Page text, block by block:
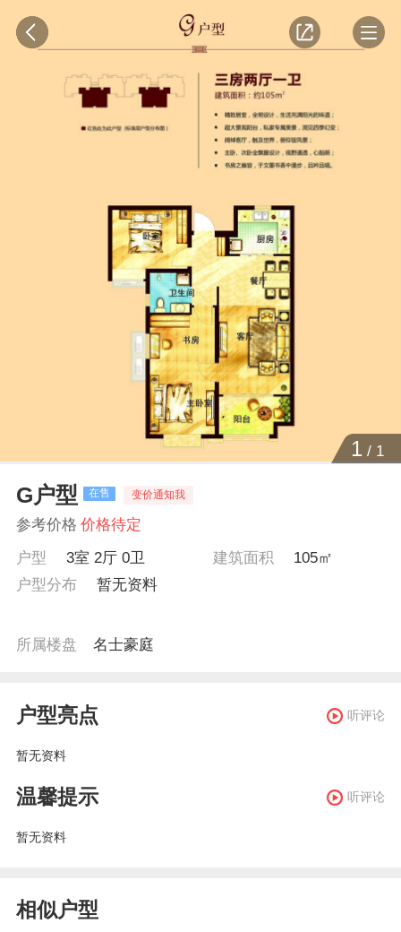
1/ 1
G户型 在售 变价通知我
参考价格 价格待定
户型
3室 2厅 0卫 建筑面积
105㎡
户型分布
暂无资料
所属楼盘 名士豪庭
户型亮点 听评论
暂无资料
温馨提示 听评论
暂无资料
相似户型